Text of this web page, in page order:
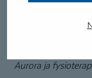
Aurora ja